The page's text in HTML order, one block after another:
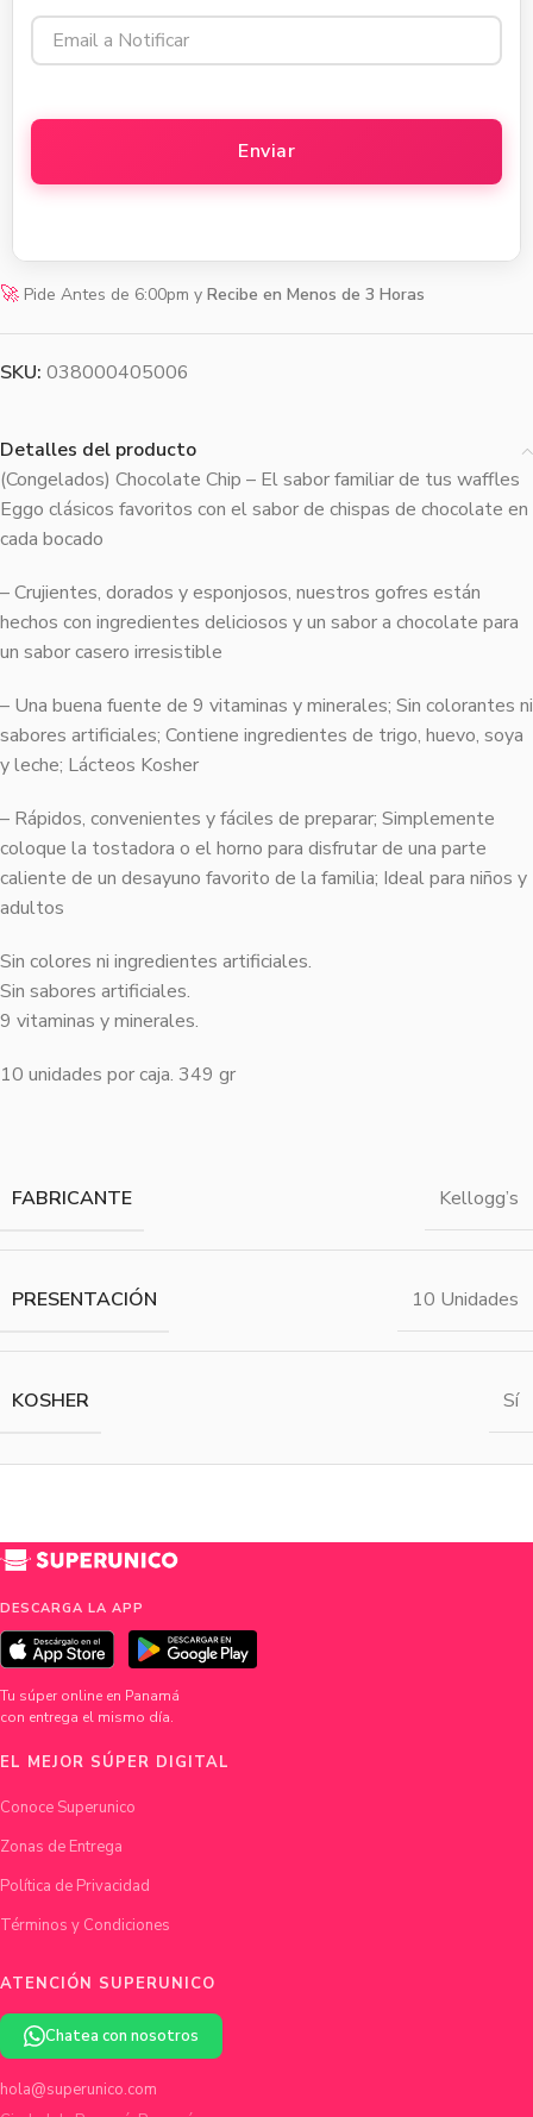
🚀 Pide Antes de 6:00pm y Recibe en Menos de 3 Horas
SKU: 038000405006
Detalles del producto
(Congelados) Chocolate Chip – El sabor familiar de tus waffles
Eggo clásicos favoritos con el sabor de chispas de chocolate en
cada bocado
– Crujientes, dorados y esponjosos, nuestros gofres están
hechos con ingredientes deliciosos y un sabor a chocolate para
un sabor casero irresistible
– Una buena fuente de 9 vitaminas y minerales; Sin colorantes ni
sabores artificiales; Contiene ingredientes de trigo, huevo, soya
y leche; Lácteos Kosher
– Rápidos, convenientes y fáciles de preparar; Simplemente
coloque la tostadora o el horno para disfrutar de una parte
caliente de un desayuno favorito de la familia; Ideal para niños y
adultos
Sin colores ni ingredientes artificiales.
Sin sabores artificiales.
9 vitaminas y minerales.
10 unidades por caja. 349 gr
FABRICANTE Kellogg’s
PRESENTACIÓN 10 Unidades
KOSHER Sí
DESCARGA LA APP
Tu súper online en Panamá
con entrega el mismo día.
EL MEJOR SÚPER DIGITAL
Conoce Superunico
Zonas de Entrega
Política de Privacidad
Términos y Condiciones
ATENCIÓN SUPERUNICO
Chatea con nosotros
hola@superunico.com